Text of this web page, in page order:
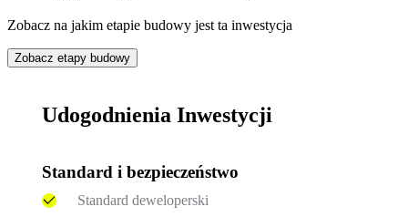
Zobacz na jakim etapie budowy jest ta inwestycja
Zobacz etapy budowy
Udogodnienia Inwestycji
Standard i bezpieczeństwo
Standard deweloperski